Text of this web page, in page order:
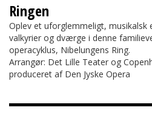
Ringen
Oplev et uforglemmeligt, musikalsk
valkyrier og dværge i denne
operacyklus, Nibelungens Ring.
Arrangør: Det Lille Teater og
produceret af Den Jyske Opera